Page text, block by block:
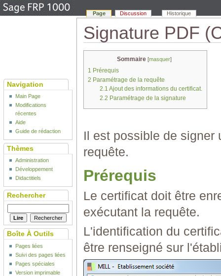
Signature PDF
Sommaire [masquer]
1 Prérequis
2 Paramétrage de la requête
2.1 Ajout des informations du certificat.
2.2 Paramétrage de la signature
Il est possible de signer
requête.
Prérequis
Le certificat doit être
exécutant la requête.
L'identification du
être renseigné sur
Page Discussion Historique
Navigation
Main Page
Modifications
récentes
Aide
Guide de rédaction
Thèmes
Administration
Développement
Didactitiels
Rechercher
Boîte À Outils
Pages liées
Suivi des pages liées
Pages spéciales
Version imprimable